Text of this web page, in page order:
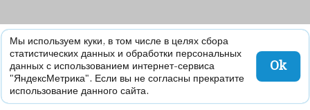
Мы используем куки, в том числе в целях сбора
статистических данных и обработки персональных
данных с использованием интернет-сервиса
"ЯндексМетрика". Если вы не согласны прекратите
использование данного сайта.
Ok